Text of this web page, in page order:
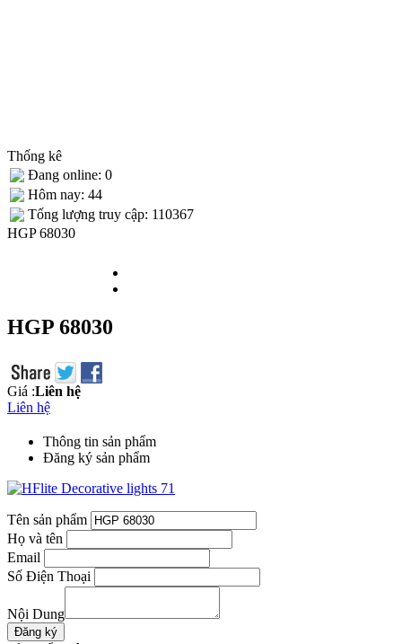
Thống kê
Đang online: 0
Hôm nay: 44
Tống lượng truy cập: 110367
HGP 68030
HGP 68030
Giá :Liên hệ
Liên hệ
Thông tin sản phẩm
Đăng ký sản phẩm
Tên sản phẩm
Họ và tên
Email
Số Điện Thoại
Nội Dung